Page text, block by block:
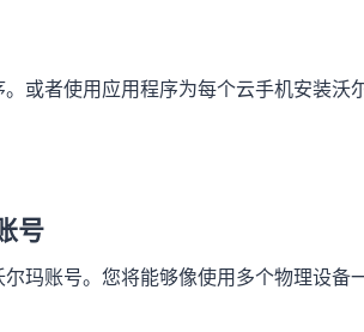
或者使用应用程序为每个云手机安装沃
号
玛账号。您将能够像使用多个物理设备